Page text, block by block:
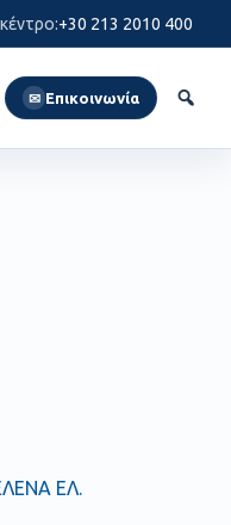
:+30 213 2010 400
✉ Επικοινωνία
ΕΛ.